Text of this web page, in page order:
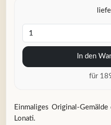
In den
für
Einmaliges Original-
Lonati.